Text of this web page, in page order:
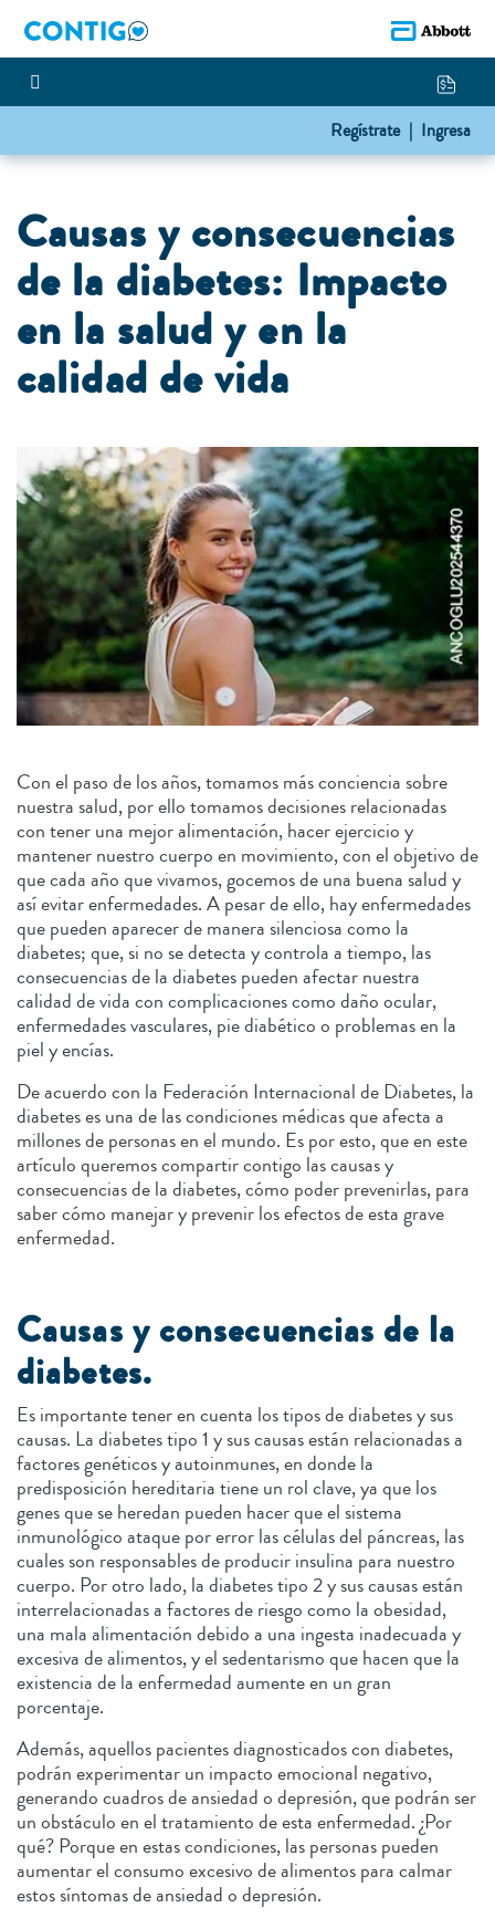
Regístrate | Ingresa
Causas y consecuencias
de la diabetes: Impacto
en la salud y en la
calidad de vida
Con el paso de los años, tomamos más conciencia sobre
nuestra salud, por ello tomamos decisiones relacionadas
con tener una mejor alimentación, hacer ejercicio y
mantener nuestro cuerpo en movimiento, con el objetivo de
que cada año que vivamos, gocemos de una buena salud y
así evitar enfermedades. A pesar de ello, hay enfermedades
que pueden aparecer de manera silenciosa como la
diabetes; que, si no se detecta y controla a tiempo, las
consecuencias de la diabetes pueden afectar nuestra
calidad de vida con complicaciones como daño ocular,
enfermedades vasculares, pie diabético o problemas en la
piel y encías.
De acuerdo con la Federación Internacional de Diabetes, la
diabetes es una de las condiciones médicas que afecta a
millones de personas en el mundo. Es por esto, que en este
artículo queremos compartir contigo las causas y
consecuencias de la diabetes, cómo poder prevenirlas, para
saber cómo manejar y prevenir los efectos de esta grave
enfermedad.
Causas y consecuencias de la
diabetes.
Es importante tener en cuenta los tipos de diabetes y sus
causas. La diabetes tipo 1 y sus causas están relacionadas a
factores genéticos y autoinmunes, en donde la
predisposición hereditaria tiene un rol clave, ya que los
genes que se heredan pueden hacer que el sistema
inmunológico ataque por error las células del páncreas, las
cuales son responsables de producir insulina para nuestro
cuerpo. Por otro lado, la diabetes tipo 2 y sus causas están
interrelacionadas a factores de riesgo como la obesidad,
una mala alimentación debido a una ingesta inadecuada y
excesiva de alimentos, y el sedentarismo que hacen que la
existencia de la enfermedad aumente en un gran
porcentaje.
Además, aquellos pacientes diagnosticados con diabetes,
podrán experimentar un impacto emocional negativo,
generando cuadros de ansiedad o depresión, que podrán ser
un obstáculo en el tratamiento de esta enfermedad. ¿Por
qué? Porque en estas condiciones, las personas pueden
aumentar el consumo excesivo de alimentos para calmar
estos síntomas de ansiedad o depresión.